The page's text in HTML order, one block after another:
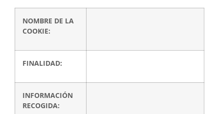
NOMBRE DE LA
COOKIE:
FINALIDAD:
INFORMACIÓN
RECOGIDA: